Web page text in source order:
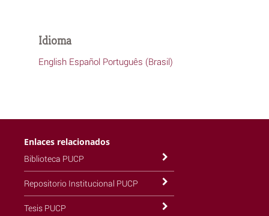
Idioma
English Español Português (Brasil)
Enlaces relacionados
Biblioteca PUCP
Repositorio Institucional PUCP
Tesis PUCP